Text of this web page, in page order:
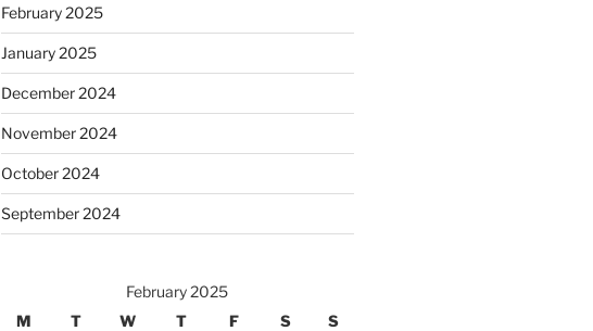
February 2025
January 2025
December 2024
November 2024
October 2024
September 2024
February 2025
M
T W T F S S